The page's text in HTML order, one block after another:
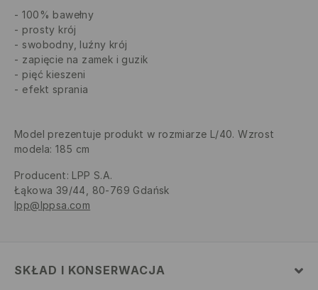
100% bawełny
prosty krój
swobodny, luźny krój
zapięcie na zamek i guzik
pięć kieszeni
efekt sprania
Model prezentuje produkt w rozmiarze L/40. Wzrost
modela: 185 cm
Producent: LPP S.A.
Łąkowa 39/44, 80-769 Gdańsk
lpp@lppsa.com
SKŁAD I KONSERWACJA